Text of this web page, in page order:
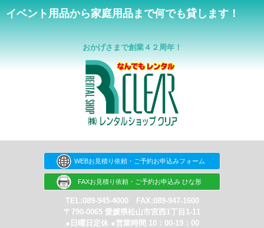
イベント用品から家庭用品まで何でも貸します！
おかげさまで創業４２周年！
WEBお見積り依頼・ご予約お申込みフォーム
FAXお見積り依頼・ご予約お申込み ひな形
TEL:089-945-4000 FAX:089-947-1600
〒790-0065 愛媛県松山市宮西1丁目1-11
●日曜日定休 ●営業時間 10：00-19：00